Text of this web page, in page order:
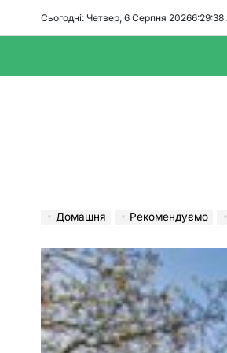
Сьогодні: Четвер, 6 Серпня 20266:29:40
Домашня Рекомендуємо